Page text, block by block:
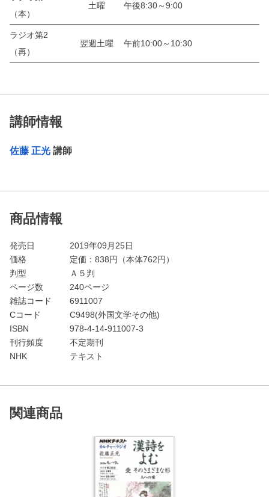
（本）
土曜 午後8:30～9:00
ラジオ第2
（再）
翌週土曜 午前10:00～10:30
講師情報
佐藤 正光 講師
商品情報
発売日
2019年09月25日
価格
定価： 838円（本体762円）
判型
Ａ５判
ページ数
240ページ
雑誌コード
6911007
Cコード
C9498(外国文学その他)
ISBN
978-4-14-911007-3
刊行頻度
不定期刊
NHK
テキスト
関連商品